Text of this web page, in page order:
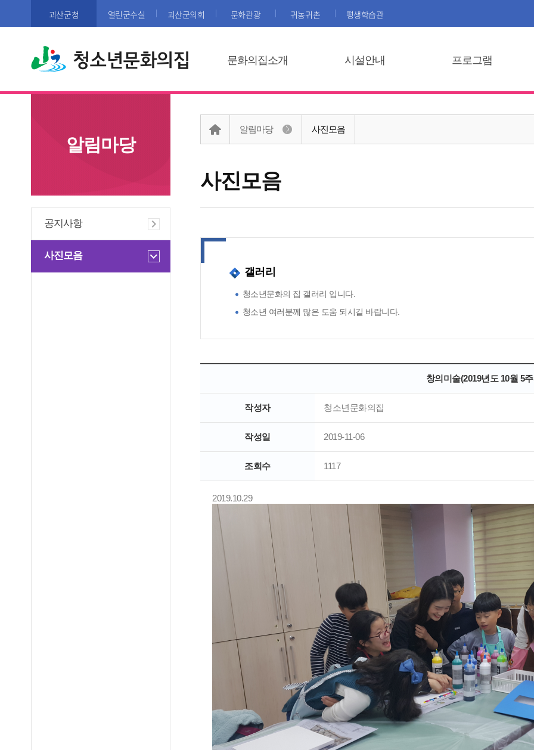
괴산군청 열린군수실 괴산군의회 문화관광 귀농귀촌 평생학습관
청소년문화의집 문화의집소개 시설안내 프로그램
알림마당
공지사항
사진모음
사진모음
알림마당 사진모음
갤러리
청소년문화의 집 갤러리 입니다.
청소년 여러분께 많은 도움 되시길 바랍니다.
창의미술(2019년도 10월 5
작성자 청소년문화의집
작성일 2019-11-06
조회수 1117
2019.10.29